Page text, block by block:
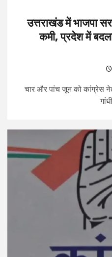
उत्तराखंड में भाजपा
कमी, प्रदेश में
चार और पांच जून को कांग्रेस